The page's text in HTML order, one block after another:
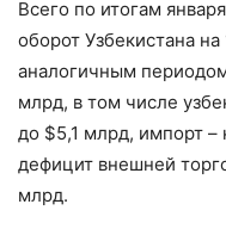
Всего по итогам
оборот Узбекистана
аналогичным
млрд, в том числе
до $5,1 млрд, импорт –
дефицит внешней
млрд.